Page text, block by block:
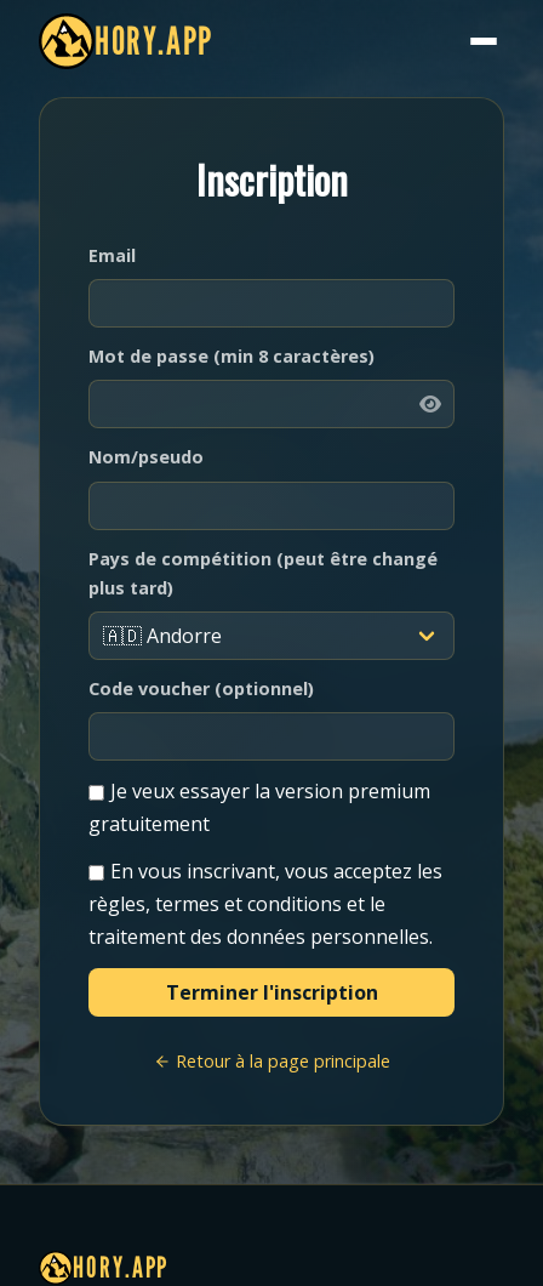
HORY.APP
Inscription
Email
Mot de passe (min 8 caractères)
Nom/pseudo
Pays de compétition (peut être changé
plus tard)
Code voucher (optionnel)
Je veux essayer la version premium
gratuitement
En vous inscrivant, vous acceptez les
règles, termes et conditions et le
traitement des données personnelles.
Retour à la page principale
HORY.APP